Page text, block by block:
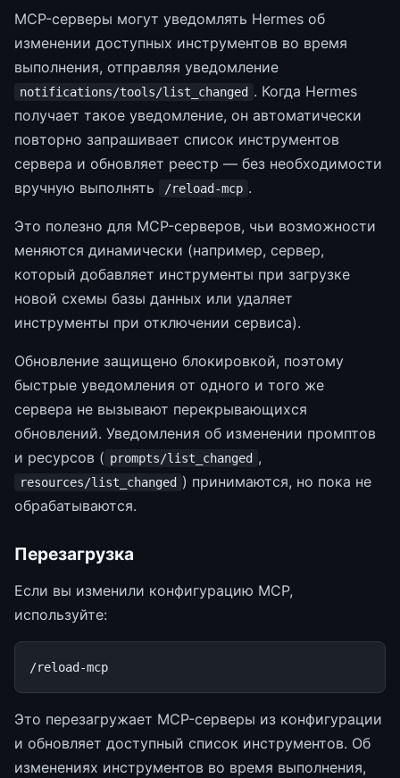
MCP-серверы могут уведомлять Hermes об
изменении доступных инструментов во время
выполнения, отправляя уведомление
notifications/tools/list_changed . Когда Hermes
получает такое уведомление, он автоматически
повторно запрашивает список инструментов
сервера и обновляет реестр — без необходимости
вручную выполнять
/reload-mcp .
Это полезно для MCP-серверов, чьи возможности
меняются динамически (например, сервер,
который добавляет инструменты при загрузке
новой схемы базы данных или удаляет
инструменты при отключении сервиса).
Обновление защищено блокировкой, поэтому
быстрые уведомления от одного и того же
сервера не вызывают перекрывающихся
обновлений. Уведомления об изменении промптов
и ресурсов ( prompts/list_changed ,
resources/list_changed ) принимаются, но пока не
обрабатываются.
Перезагрузка
Если вы изменили конфигурацию MCP,
используйте:
Это перезагружает MCP-серверы из конфигурации
и обновляет доступный список инструментов. Об
изменениях инструментов во время выполнения,